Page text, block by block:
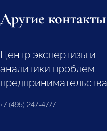
Другие контакты
Центр экспертизы и
аналитики проблем
предпринимательства
+7 (495) 247-4777